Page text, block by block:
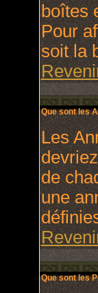
boîtes
Pour
soit la
Que sont les
Les
de
une
Que sont les